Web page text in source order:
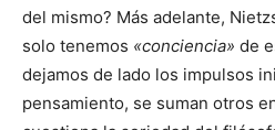
del mismo? Más adelante,
solo tenemos «conciencia» de
dejamos de lado los impulsos
pensamiento, se suman otros